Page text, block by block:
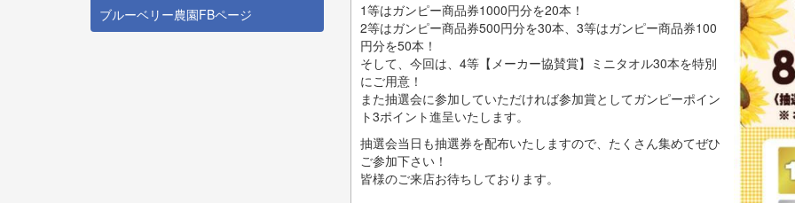
ブルーベリー農園FBページ
1等はガンピー商品券1000円分を20本！
2等はガンピー商品券500円分を30本、3等はガンピー商品券100
円分を50本！
そして、今回は、4等【メーカー協賛賞】ミニタオル30本を特別
にご用意！
また抽選会に参加していただければ参加賞としてガンピーポイン
ト3ポイント進呈いたします。
抽選会当日も抽選券を配布いたしますので、たくさん集めてぜひ
ご参加下さい！
皆様のご来店お待ちしております。